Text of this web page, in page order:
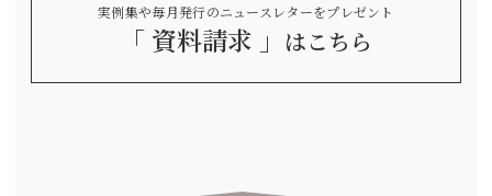
実例集や毎月発行のニュースレターをプレゼント
「 資料請求 」 はこちら